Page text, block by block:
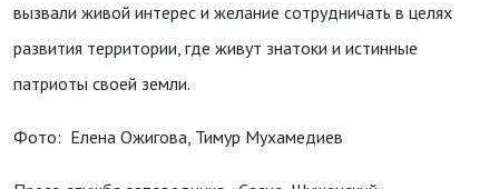
вызвали живой интерес и желание сотрудничать в целях
развития территории, где живут знатоки и истинные
патриоты своей земли.
Фото: Елена Ожигова, Тимур Мухамедиев